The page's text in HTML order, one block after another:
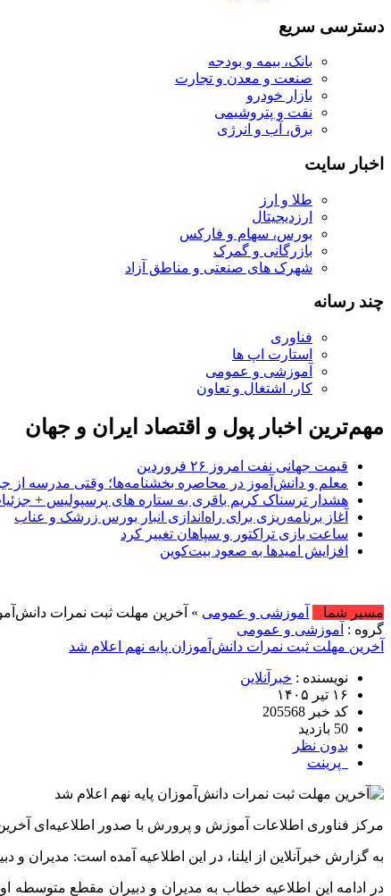
دسترسی سریع
بانک، بیمه و بودجه
صنعت و معدن و تجارت
بازار خودرو
نفت و پتروشیمی
برق، آب و انرژی
اخبار سایت
طلا و ارز
ارزدیجیتال
بورس، سهام و فارکس
بازرگانی و گمرک
شهرک های صنعتی و مناطق آزاد
چند رسانه
فناوری
استارت اپ ها
آموزشی و عمومی
کار، اشتغال و تعاون
مهم‌ترین اخبار پول و اقتصاد ایران و جهان
قیمت جهانی نفت امروز ۲۶ فروردین
معلم و دانش‌آموز در محاصره بخشنامه‌ها؛ وقتی مدرسه
هشدار ترسناک کریم باقری به ستاره های پرسپولیس +
آغاز برنامه‌ریزی برای راه‌اندازی انبار بورس زرشک و عناب
ساعت بازی تراکتور و سپاهان تغییر کرد
افزایش امیدها به صعود بیت‌کوین
مسیر شما
آموزشی و عمومی » آخرین مهلت ثبت نمرات
گروه : آموزشی و عمومی
آخرین مهلت ثبت نمرات دانش‌آموزان پایه نهم اعلام شد
نویسنده : خبرآنلاین
۱۶ تیر ۱۴۰۵
کد خبر 205568
50 بازدید
بدون نظر
پرینت
مرکز فناوری اطلاعات آموزش و پرورش با صدور اطلاعیه‌ای آخرین مهلت
به گزارش خبرآنلاین از ایلنا، در این اطلاعیه آمده است: مدیران و دبیران متوسطه اول، تا ۲۰ تیر مهلت دارند نمرات دانش آموزان را در سامانه
در ادامه این اطلاعیه خطاب به مدیران و دبیران مقطع